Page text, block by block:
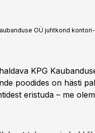
OÜ juhtkond
KPG
poodides on hästi
eristuda – me